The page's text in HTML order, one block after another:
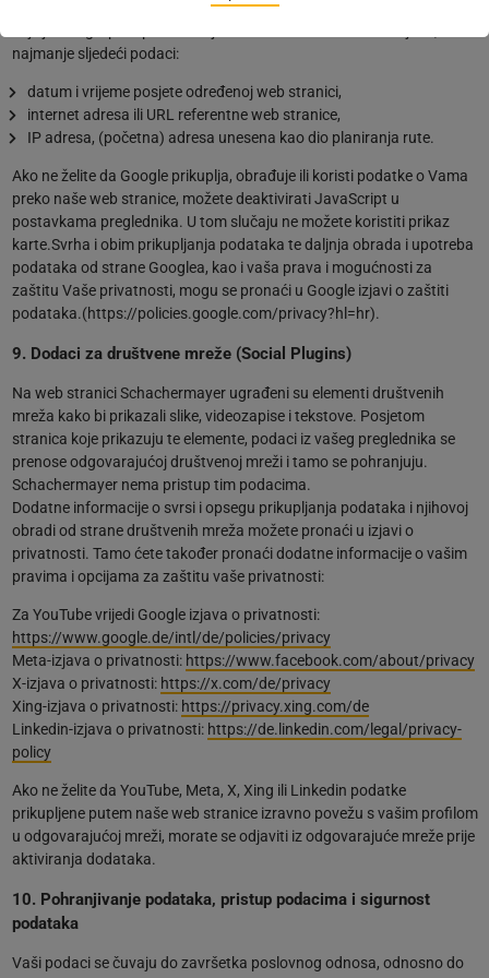
u web stranicu. Iz tog razloga mi nemamo uticaj na opseg podataka
najmanje sljedeći podaci:
datum i vrijeme posjete određenoj web stranici,
internet adresa ili URL referentne web stranice,
IP adresa, (početna) adresa unesena kao dio planiranja rute.
Ako ne želite da Google prikuplja, obrađuje ili koristi podatke o Vama
preko naše web stranice, možete deaktivirati JavaScript u
postavkama preglednika. U tom slučaju ne možete koristiti prikaz
karte.Svrha i obim prikupljanja podataka te daljnja obrada i upotreba
podataka od strane Googlea, kao i vaša prava i mogućnosti za
zaštitu Vaše privatnosti, mogu se pronaći u Google izjavi o zaštiti
podataka.(https://policies.google.com/privacy?hl=hr).
9. Dodaci za društvene mreže (Social Plugins)
Na web stranici Schachermayer ugrađeni su elementi društvenih
mreža kako bi prikazali slike, videozapise i tekstove. Posjetom
stranica koje prikazuju te elemente, podaci iz vašeg preglednika se
prenose odgovarajućoj društvenoj mreži i tamo se pohranjuju.
Schachermayer nema pristup tim podacima.
Dodatne informacije o svrsi i opsegu prikupljanja podataka i njihovoj
obradi od strane društvenih mreža možete pronaći u izjavi o
privatnosti. Tamo ćete također pronaći dodatne informacije o vašim
pravima i opcijama za zaštitu vaše privatnosti:
Za YouTube vrijedi Google izjava o privatnosti:
https://www.google.de/intl/de/policies/privacy
Meta-izjava o privatnosti: https://www.facebook.com/about/privacy
X-izjava o privatnosti: https://x.com/de/privacy
Xing-izjava o privatnosti: https://privacy.xing.com/de
Linkedin-izjava o privatnosti: https://de.linkedin.com/legal/privacy-
policy
Ako ne želite da YouTube, Meta, X, Xing ili Linkedin podatke
prikupljene putem naše web stranice izravno povežu s vašim profilom
u odgovarajućoj mreži, morate se odjaviti iz odgovarajuće mreže prije
aktiviranja dodataka.
10. Pohranjivanje podataka, pristup podacima i sigurnost
podataka
Vaši podaci se čuvaju do završetka poslovnog odnosa, odnosno do